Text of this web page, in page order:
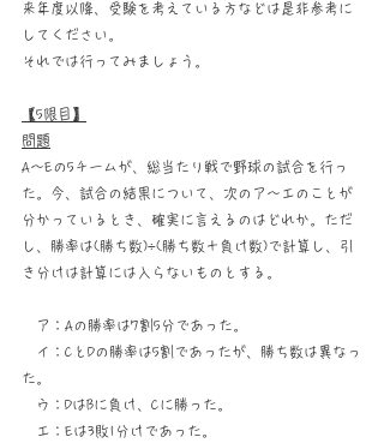
来年度以降、受験を考えている方などは是非参考に
してください。
それでは行ってみましょう。
【5限目】
問題
A～Eの5チームが、総当たり戦で野球の試合を行っ
た。今、試合の結果について、次のア～エのことが
分かっているとき、確実に言えるのはどれか。ただ
し、勝率は(勝ち数)÷(勝ち数＋負け数)で計算し、引
き分けは計算には入らないものとする。
ア：Aの勝率は7割5分であった。
イ：CとDの勝率は5割であったが、勝ち数は異なっ
た。
ウ：DはBに負け、Cに勝った。
エ：Eは3敗1分けであった。